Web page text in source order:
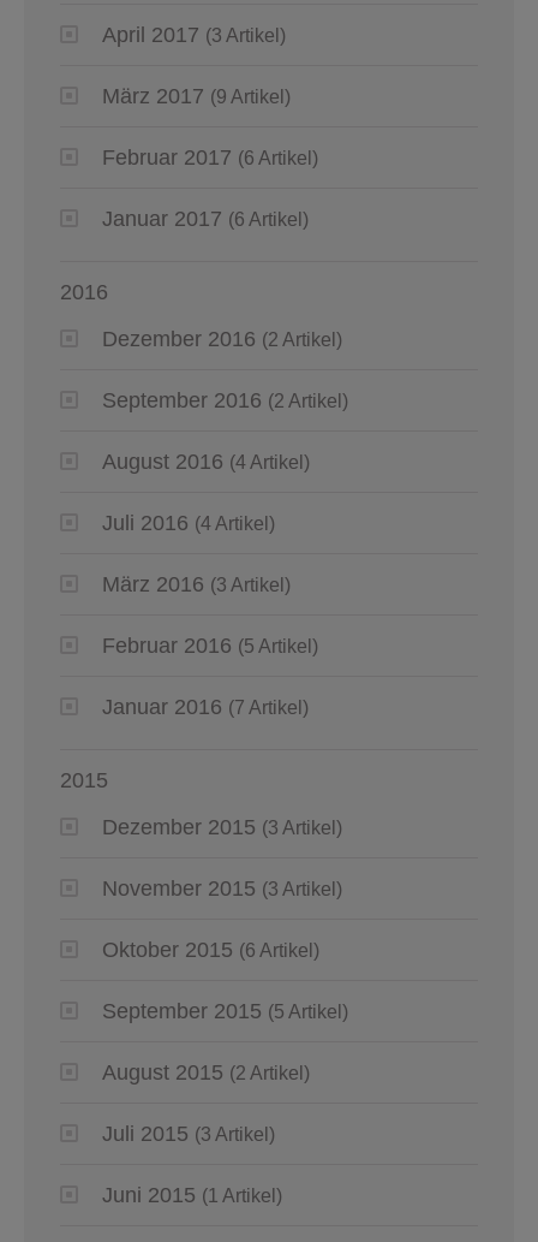
April 2017 (3 Artikel)
März 2017 (9 Artikel)
Februar 2017 (6 Artikel)
Januar 2017 (6 Artikel)
2016
Dezember 2016 (2 Artikel)
September 2016 (2 Artikel)
August 2016 (4 Artikel)
Juli 2016 (4 Artikel)
März 2016 (3 Artikel)
Februar 2016 (5 Artikel)
Januar 2016 (7 Artikel)
2015
Dezember 2015 (3 Artikel)
November 2015 (3 Artikel)
Oktober 2015 (6 Artikel)
September 2015 (5 Artikel)
August 2015 (2 Artikel)
Juli 2015 (3 Artikel)
Juni 2015 (1 Artikel)